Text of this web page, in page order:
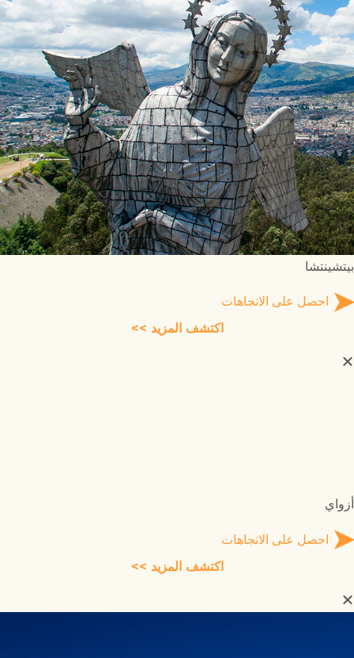
بيتشينتشا
احصل على الاتجاهات
اكتشف المزيد >>
أزواي
احصل على الاتجاهات
اكتشف المزيد >>